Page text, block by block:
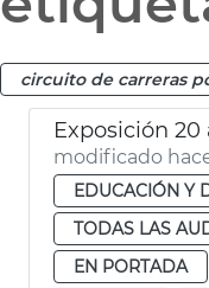
circuito de carreras
modificado
EDUCACIÓN Y
TODAS LAS
EN PORTADA